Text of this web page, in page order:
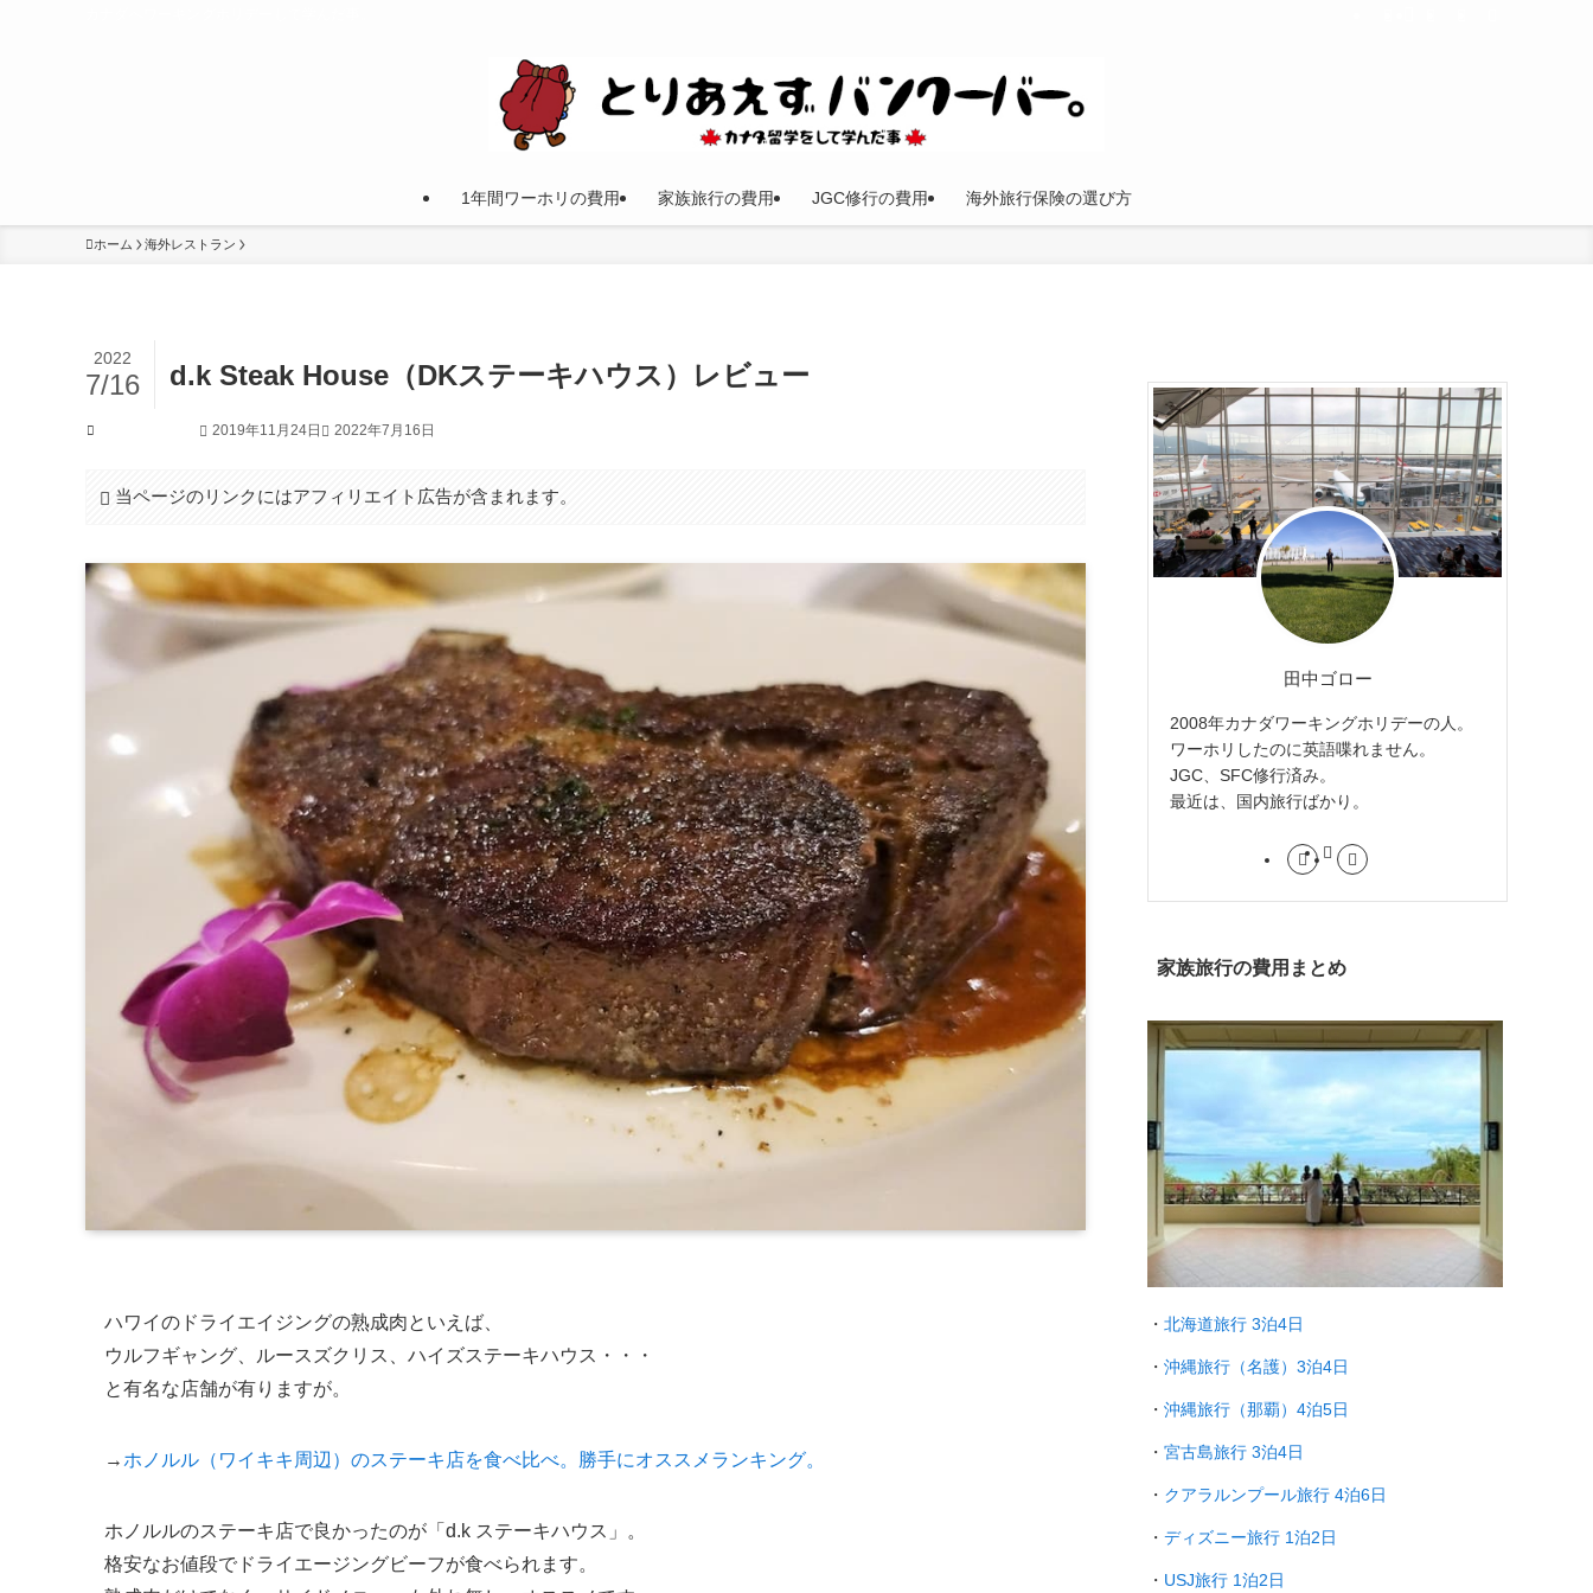
1年間ワーホリの費用 家族旅行の費用 JGC修行の費用 海外旅行保険の選び方
ホーム 海外レストラン
d.k Steak House（DKステーキハウス）レビュー
2022
7/16
2019年11月24日 2022年7月16日
当ページのリンクにはアフィリエイト広告が含まれます。
ハワイのドライエイジングの熟成肉といえば、
ウルフギャング、ルースズクリス、ハイズステーキハウス・・・
と有名な店舗が有りますが。
→ ホノルル（ワイキキ周辺）のステーキ店を食べ比べ。勝手にオススメランキング。
ホノルルのステーキ店で良かったのが「d.k ステーキハウス」。
格安なお値段でドライエージングビーフが食べられます。
田中ゴロー
2008年カナダワーキングホリデーの人。
ワーホリしたのに英語喋れません。
JGC、SFC修行済み。
最近は、国内旅行ばかり。
家族旅行の費用まとめ
・ 北海道旅行 3泊4日
・ 沖縄旅行（名護）3泊4日
・ 沖縄旅行（那覇）4泊5日
・ 宮古島旅行 3泊4日
・ クアラルンプール旅行 4泊6日
・ ディズニー旅行 1泊2日
・ USJ旅行 1泊2日